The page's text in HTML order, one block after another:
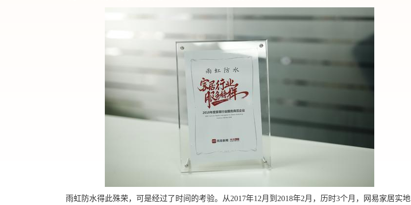
雨虹防水得此殊荣，可是经过了时间的考验。从2017年12月到2018年2月，历时3个月，网易家居实地